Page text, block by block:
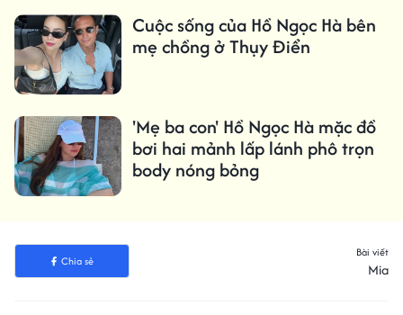
Cuộc sống của Hồ Ngọc Hà bên
mẹ chồng ở Thụy Điển
'Mẹ ba con' Hồ Ngọc Hà mặc đồ
bơi hai mảnh lấp lánh phô trọn
body nóng bỏng
Chia sẻ
Bài viết
Mia